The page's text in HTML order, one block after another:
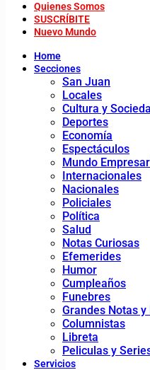
Quienes Somos
SUSCRÍBITE
Nuevo Mundo
Home
Secciones
San Juan
Locales
Cultura y
Deportes
Economía
Espectáculos
Mundo
Internacionales
Nacionales
Policiales
Política
Salud
Notas Curiosas
Efemerides
Humor
Cumpleaños
Funebres
Grandes Notas
Columnistas
Libreta
Peliculas y
Servicios